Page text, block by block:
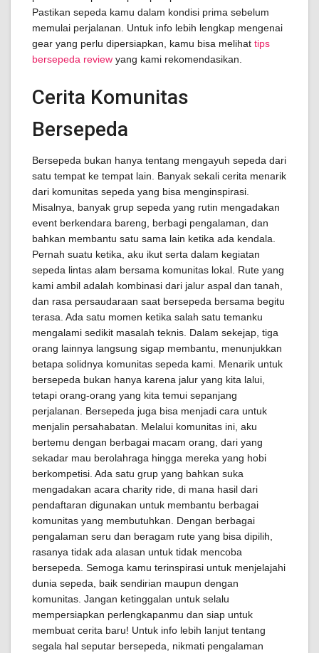
Pastikan sepeda kamu dalam kondisi prima sebelum
memulai perjalanan. Untuk info lebih lengkap mengenai
gear yang perlu dipersiapkan, kamu bisa melihat tips
bersepeda review yang kami rekomendasikan.
Cerita Komunitas
Bersepeda
Bersepeda bukan hanya tentang mengayuh sepeda dari
satu tempat ke tempat lain. Banyak sekali cerita menarik
dari komunitas sepeda yang bisa menginspirasi.
Misalnya, banyak grup sepeda yang rutin mengadakan
event berkendara bareng, berbagi pengalaman, dan
bahkan membantu satu sama lain ketika ada kendala.
Pernah suatu ketika, aku ikut serta dalam kegiatan
sepeda lintas alam bersama komunitas lokal. Rute yang
kami ambil adalah kombinasi dari jalur aspal dan tanah,
dan rasa persaudaraan saat bersepeda bersama begitu
terasa. Ada satu momen ketika salah satu temanku
mengalami sedikit masalah teknis. Dalam sekejap, tiga
orang lainnya langsung sigap membantu, menunjukkan
betapa solidnya komunitas sepeda kami. Menarik untuk
bersepeda bukan hanya karena jalur yang kita lalui,
tetapi orang-orang yang kita temui sepanjang
perjalanan. Bersepeda juga bisa menjadi cara untuk
menjalin persahabatan. Melalui komunitas ini, aku
bertemu dengan berbagai macam orang, dari yang
sekadar mau berolahraga hingga mereka yang hobi
berkompetisi. Ada satu grup yang bahkan suka
mengadakan acara charity ride, di mana hasil dari
pendaftaran digunakan untuk membantu berbagai
komunitas yang membutuhkan. Dengan berbagai
pengalaman seru dan beragam rute yang bisa dipilih,
rasanya tidak ada alasan untuk tidak mencoba
bersepeda. Semoga kamu terinspirasi untuk menjelajahi
dunia sepeda, baik sendirian maupun dengan
komunitas. Jangan ketinggalan untuk selalu
mempersiapkan perlengkapanmu dan siap untuk
membuat cerita baru! Untuk info lebih lanjut tentang
segala hal seputar bersepeda, nikmati pengalaman